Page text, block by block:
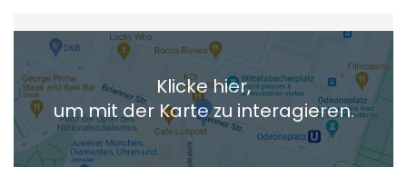
Heimatadresse oder Wunschort
+ Aktuellen Standort hinzufügen
Die berechneten Anreisezeiten basieren auf den
Verkehrsdaten eines typischen Dienstag morgens um 8:30.
Klicke hier,
um mit der Karte zu interagieren.